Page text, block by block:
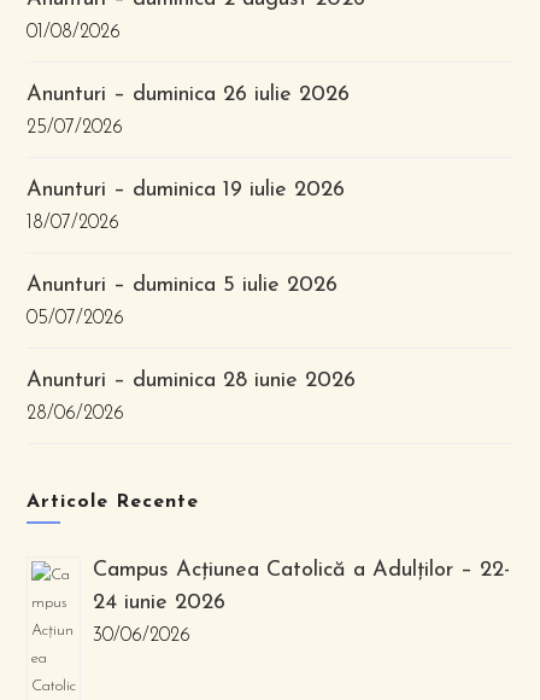
01/08/2026
Anunturi – duminica 26 iulie 2026
25/07/2026
Anunturi – duminica 19 iulie 2026
18/07/2026
Anunturi – duminica 5 iulie 2026
05/07/2026
Anunturi – duminica 28 iunie 2026
28/06/2026
Articole Recente
Campus Acțiunea Catolică a Adulților – 22-
24 iunie 2026
30/06/2026